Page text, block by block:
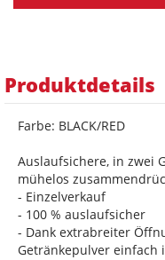
Produktdetails
Farbe: BLACK/RED
Auslaufsichere, in zwei
mühelos
- Einzelverkauf
- 100 % auslaufsicher
- Dank extrabreiter
Getränkepulver einfach